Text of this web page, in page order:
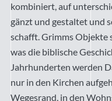
kombiniert, auf
gänzt und gestaltet und
schafft. Grimms Objekte
was die biblische
Jahrhunderten werden
nur in den Kirchen
Wegesrand, in den